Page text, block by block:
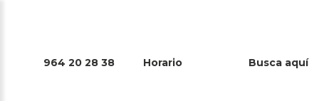
964 20 28 38 Horario Busca aquí